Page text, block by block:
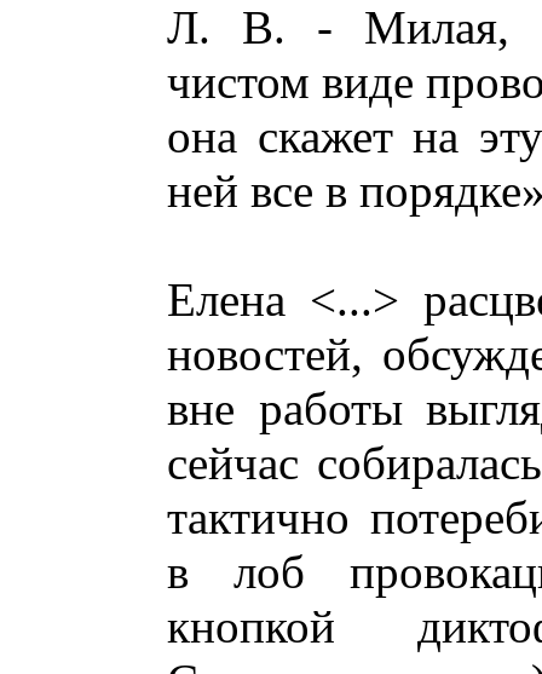
Л. В. - Милая,
чистом виде
она скажет на
ней все в
Елена <...>
новостей,
вне работы
сейчас
тактично
в лоб
кнопкой